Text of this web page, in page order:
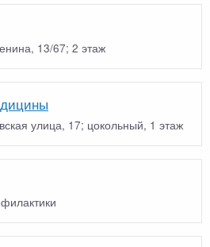
13/67; 2 этаж
улица, 17; цокольный, 1 этаж